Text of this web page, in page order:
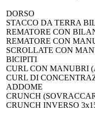
DORSO
STACCO DA TERRA
REMATORE CON
REMATORE CON
SCROLLATE CON
BICIPITI
CURL CON MANUBRI
CURL DI
ADDOME
CRUNCH
CRUNCH INVERSO